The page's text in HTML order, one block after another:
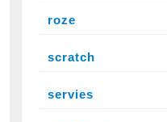
roze
scratch
servies